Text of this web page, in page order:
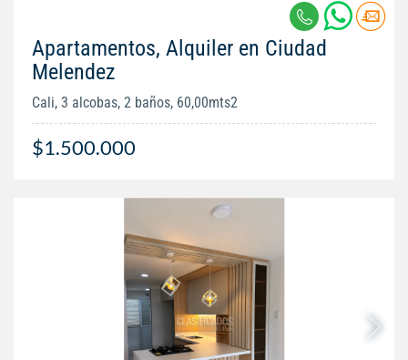
Apartamentos, Alquiler en Ciudad
Melendez
Cali, 3 alcobas, 2 baños, 60,00mts2
$1.500.000